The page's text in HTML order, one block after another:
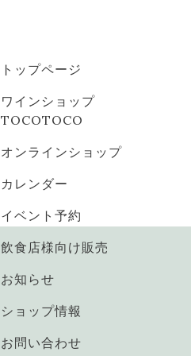
トップページ
ワインショップ
TOCOTOCO
オンラインショップ
カレンダー
イベント予約
飲食店様向け販売
お知らせ
ショップ情報
お問い合わせ